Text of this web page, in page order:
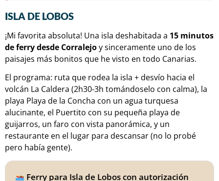
ISLA DE LOBOS
¡Mi favorita absoluta! Una isla deshabitada a 15 minutos
de ferry desde Corralejoy sinceramente uno de los
paisajes más bonitos que he visto en todo Canarias.
El programa: ruta que rodea la isla + desvío hacia el
volcán La Caldera (2h30-3h tomándoselo con calma), la
playa Playa de la Concha con un agua turquesa
alucinante, el Puertito con su pequeña playa de
guijarros, un faro con vista panorámica, y un
restaurante en el lugar para descansar (no lo probé
pero había gente).
Ferry para Isla de Lobos con autorización